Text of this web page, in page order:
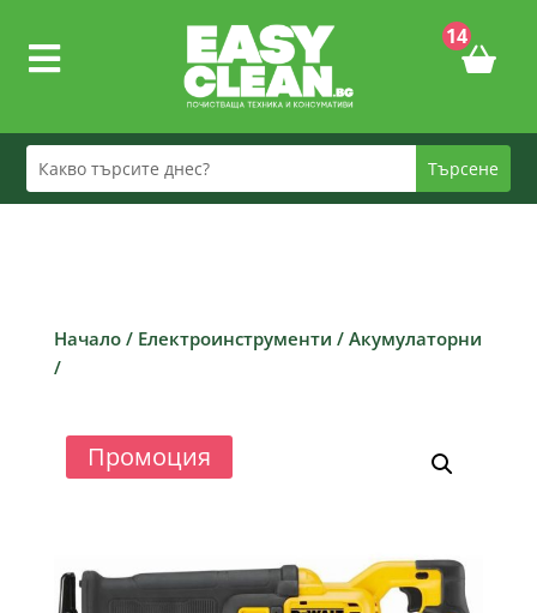

14
Начало/ Електроинструменти / Акумулаторни
/
Промоция